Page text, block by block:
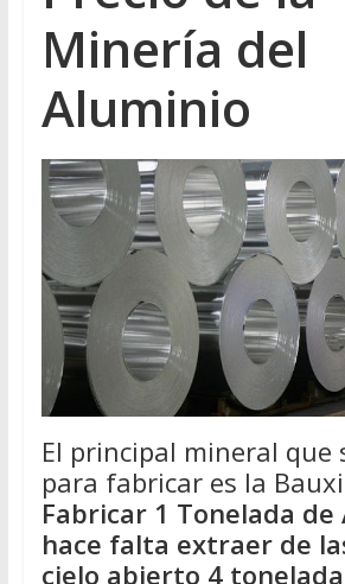
Minería del
Aluminio
El principal mineral que
para fabricar es la
Fabricar 1 Tonelada
hace falta extraer de
cielo abierto 4